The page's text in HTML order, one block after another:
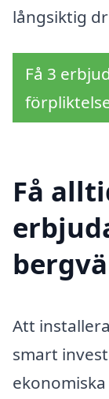
långsiktig
Få 3
Få
Att
smart